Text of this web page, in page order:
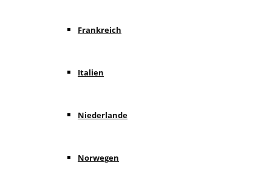
Frankreich
Italien
Niederlande
Norwegen